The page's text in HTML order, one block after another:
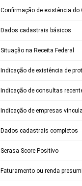
Confirmação de existência do
Dados cadastrais básicos
Situação na Receita Federal
Indicação de existência de
Indicação de consultas
Indicação de empresas
Dados cadastrais completos
Serasa Score Positivo
Faturamento ou renda